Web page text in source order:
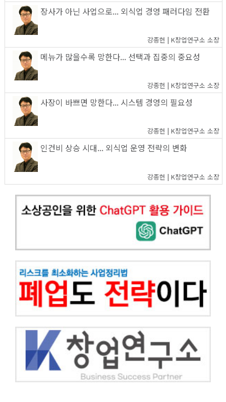
장사가 아닌 사업으로... 외식업 경영 패러다임 전환
강종헌 | K창업연구소 소장
메뉴가 많을수록 망한다... 선택과 집중의 중요성
강종헌 | K창업연구소 소장
사장이 바쁘면 망한다... 시스템 경영의 필요성
강종헌 | K창업연구소 소장
인건비 상승 시대... 외식업 운영 전략의 변화
강종헌 | K창업연구소 소장